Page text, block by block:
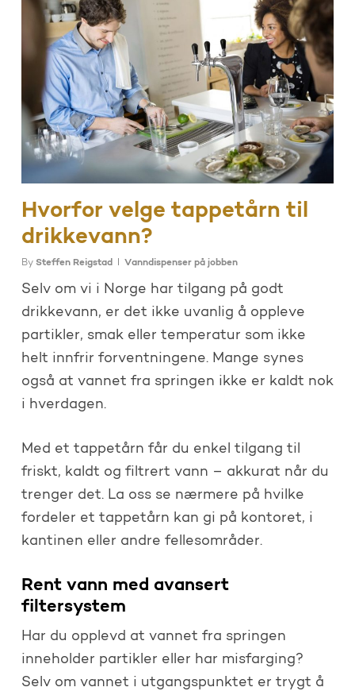
Hvorfor velge tappetårn til
drikkevann?
By Steffen Reigstad Vanndispenser på jobben
Selv om vi i Norge har tilgang på godt
drikkevann, er det ikke uvanlig å oppleve
partikler, smak eller temperatur som ikke
helt innfrir forventningene. Mange synes
også at vannet fra springen ikke er kaldt nok
i hverdagen.
Med et tappetårn får du enkel tilgang til
friskt, kaldt og filtrert vann – akkurat når du
trenger det. La oss se nærmere på hvilke
fordeler et tappetårn kan gi på kontoret, i
kantinen eller andre fellesområder.
Rent vann med avansert
filtersystem
Har du opplevd at vannet fra springen
inneholder partikler eller har misfarging?
Selv om vannet i utgangspunktet er trygt å